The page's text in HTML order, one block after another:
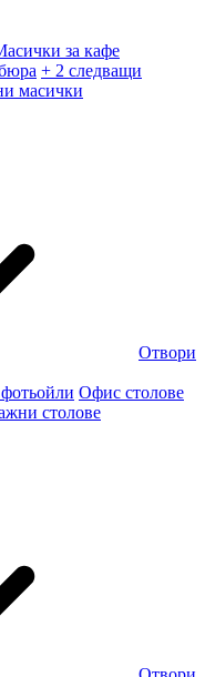
за кафе
+ 2 следващи
масички
Отвори
Офис столове
столове